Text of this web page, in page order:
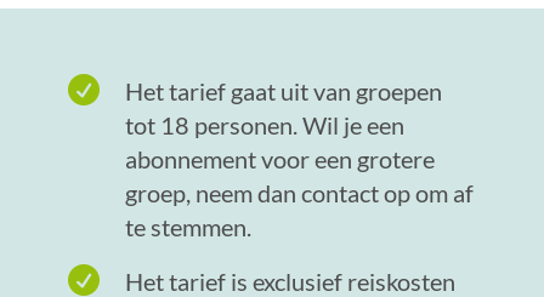

Het tarief gaat uit van groepen
tot 18 personen. Wil je een
abonnement voor een grotere
groep, neem dan contact op om af
te stemmen.

Het tarief is exclusief reiskosten